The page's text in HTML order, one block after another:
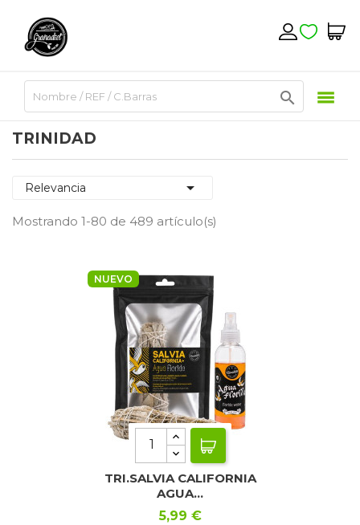

TRINIDAD
Relevancia 
Mostrando 1-80 de 489 artículo(s)
TRI.SALVIA CALIFORNIA
AGUA...
Precio
5,99 €
NUEVO